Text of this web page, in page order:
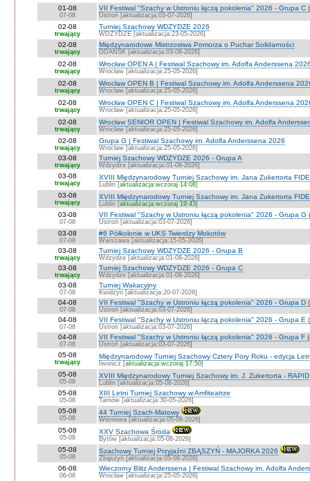
01-08
07-08
VII Festiwal "Szachy w Ustroniu łączą pokolenia" 2026 - Grupa C
Ustroń [aktualizacja:03-07-2026]
02-08
trwający
Turniej Szachowy WDZYDZE 2026
WDZYDZE [aktualizacja:23-05-2026]
02-08
trwający
Międzynarodowe Mistrzostwa Pomorza o Puchar Solidarności
GDAŃSK [aktualizacja:03-08-2026]
02-08
trwający
Wrocław OPEN A | Festiwal Szachowy im. Adolfa Anderssena
Wrocław [aktualizacja:25-05-2026]
02-08
trwający
Wrocław OPEN B | Festiwal Szachowy im. Adolfa Anderssena
Wrocław [aktualizacja:25-05-2026]
02-08
trwający
Wrocław OPEN C | Festiwal Szachowy im. Adolfa Anderssena
Wrocław [aktualizacja:25-05-2026]
02-08
trwający
Wrocław SENIOR OPEN | Festiwal Szachowy im. Adolfa
Wrocław [aktualizacja:25-05-2026]
02-08
trwający
Grupa G | Festiwal Szachowy im. Adolfa Anderssena 2026
Wrocław [aktualizacja:25-05-2026]
03-08
trwający
Turniej Szachowy WDZYDZE 2026 - Grupa A
Wdzydze [aktualizacja:01-08-2026]
03-08
trwający
XVIII Międzynarodowy Turniej Szachowy im. Jana Zukertorta
Lublin [aktualizacja:wczoraj 14:08]
03-08
trwający
XVIII Międzynarodowy Turniej Szachowy im. Jana Zukertorta
Lublin [aktualizacja:wczoraj 19:43]
03-08
07-08
VII Festiwal "Szachy w Ustroniu łączą pokolenia" 2026 - Grupa G
Ustroń [aktualizacja:03-07-2026]
03-08
07-08
#6 Półkolonie w UKS Twierdzy Mokotów
Warszawa [aktualizacja:15-05-2026]
03-08
trwający
Turniej Szachowy WDZYDZE 2026 - Grupa B
Wdzydze [aktualizacja:01-08-2026]
03-08
trwający
Turniej Szachowy WDZYDZE 2026 - Grupa C
Wdzydze [aktualizacja:01-08-2026]
03-08
07-08
Turniej Wakacyjny
Kwidzyn [aktualizacja:20-07-2026]
04-08
07-08
VII Festiwal "Szachy w Ustroniu łączą pokolenia" 2026 - Grupa D
Ustroń [aktualizacja:03-07-2026]
04-08
07-08
VII Festiwal "Szachy w Ustroniu łączą pokolenia" 2026 - Grupa E
Ustroń [aktualizacja:03-07-2026]
04-08
07-08
VII Festiwal "Szachy w Ustroniu łączą pokolenia" 2026 - Grupa F
Ustroń [aktualizacja:03-07-2026]
05-08
trwający
Międzynarodowy Turniej Szachowy Cztery Pory Roku - edycja
Iwonicz [aktualizacja:wczoraj 17:50]
05-08
05-08
XVIII Międzynarodowy Turniej Szachowy im. J. Zukertorta -
Lublin [aktualizacja:05-08-2026]
05-08
05-08
XIII Letni Turniej Szachowy w Amfiteatrze
Tarnów [aktualizacja:30-05-2026]
05-08
05-08
44 Turniej Szach-Matowy
Wiśniowa [aktualizacja:05-08-2026]
05-08
05-08
XXV Szachowa Środa
Bytów [aktualizacja:05-08-2026]
05-08
05-08
Szachowy Turniej Przyjaźni ZBĄSZYŃ - MAJORKA 2026
Zbąszyń [aktualizacja:05-08-2026]
06-08
06-08
Wieczorny Blitz Anderssena | Festiwal Szachowy im. Adolfa
Wrocław [aktualizacja:25-05-2026]